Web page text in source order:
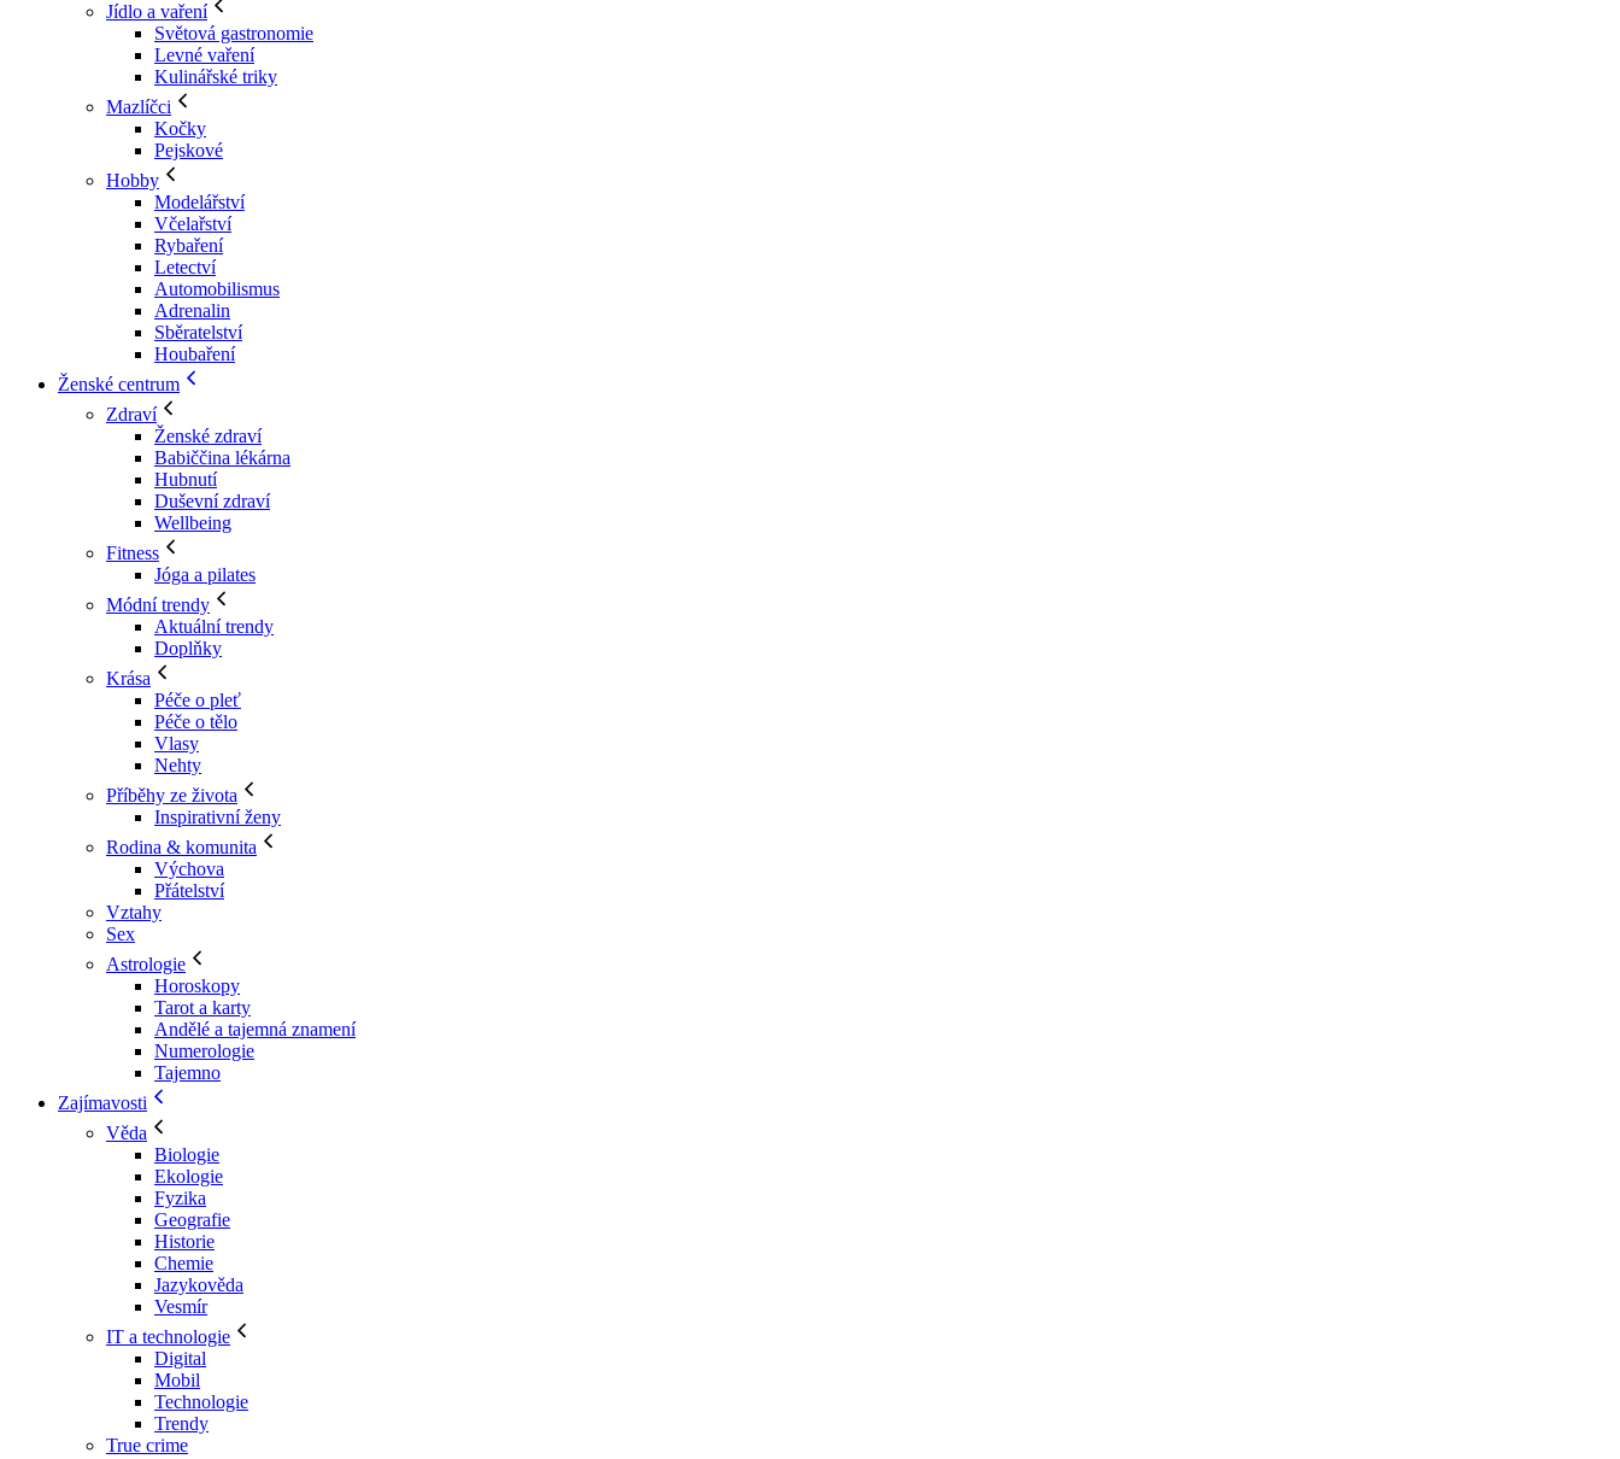
Jídlo a vaření
Světová gastronomie
Levné vaření
Kulinářské triky
Mazlíčci
Kočky
Pejskové
Hobby
Modelářství
Včelařství
Rybaření
Letectví
Automobilismus
Adrenalin
Sběratelství
Houbaření
Ženské centrum
Zdraví
Ženské zdraví
Babiččina lékárna
Hubnutí
Duševní zdraví
Wellbeing
Fitness
Jóga a pilates
Módní trendy
Aktuální trendy
Doplňky
Krása
Péče o pleť
Péče o tělo
Vlasy
Nehty
Příběhy ze života
Inspirativní ženy
Rodina & komunita
Výchova
Přátelství
Vztahy
Sex
Astrologie
Horoskopy
Tarot a karty
Andělé a tajemná znamení
Numerologie
Tajemno
Zajímavosti
Věda
Biologie
Ekologie
Fyzika
Geografie
Historie
Chemie
Jazykověda
Vesmír
IT a technologie
Digital
Mobil
Technologie
Trendy
True crime